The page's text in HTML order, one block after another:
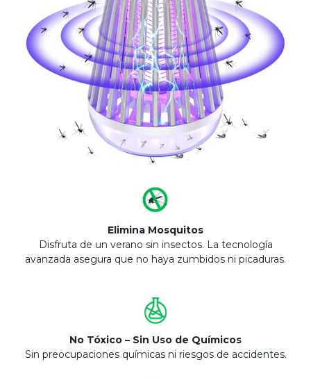
Elimina Mosquitos
Disfruta de un verano sin insectos. La tecnología
avanzada asegura que no haya zumbidos ni picaduras.
No Tóxico – Sin Uso de Químicos
Sin preocupaciones químicas ni riesgos de accidentes.